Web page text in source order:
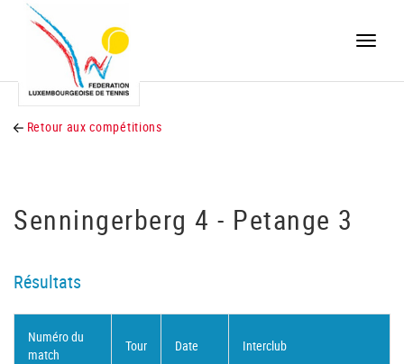
Toggle
Retour aux compétitions
Senningerberg 4 - Petange 3
Résultats
Numéro du
match
Tour Date Interclub